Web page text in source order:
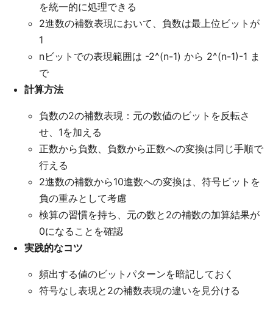
を統一的に処理できる
2進数の補数表現において、負数は最上位ビットが
1
nビットでの表現範囲は -2^(n-1) から 2^(n-1)-1 ま
で
計算方法
負数の2の補数表現：元の数値のビットを反転さ
せ、1を加える
正数から負数、負数から正数への変換は同じ手順で
行える
2進数の補数から10進数への変換は、符号ビットを
負の重みとして考慮
検算の習慣を持ち、元の数と2の補数の加算結果が
0になることを確認
実践的なコツ
頻出する値のビットパターンを暗記しておく
符号なし表現と2の補数表現の違いを見分ける